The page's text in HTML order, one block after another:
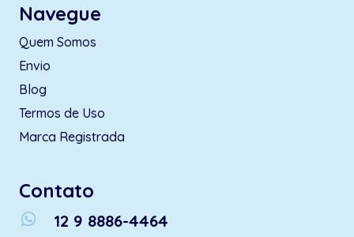
Navegue
Quem Somos
Envio
Blog
Termos de Uso
Marca Registrada
Contato
whatsapp
12 9 8886-4464